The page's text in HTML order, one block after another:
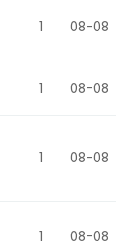
1 08-08
1 08-08
1 08-08
1 08-08